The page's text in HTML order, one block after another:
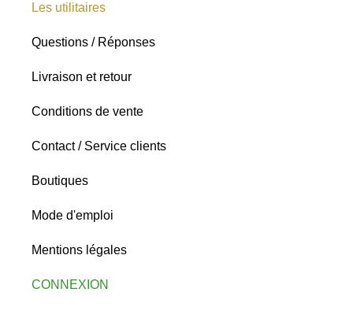
Les utilitaires
Questions / Réponses
Livraison et retour
Conditions de vente
Contact / Service clients
Boutiques
Mode d'emploi
Mentions légales
CONNEXION